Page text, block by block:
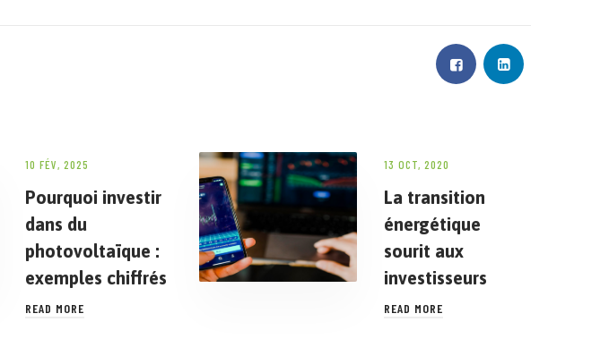
10 FÉV, 2025
Pourquoi investir
dans du
photovoltaïque :
exemples chiffrés
READ MORE
13 OCT, 2020
La transition
énergétique
sourit aux
investisseurs
READ MORE